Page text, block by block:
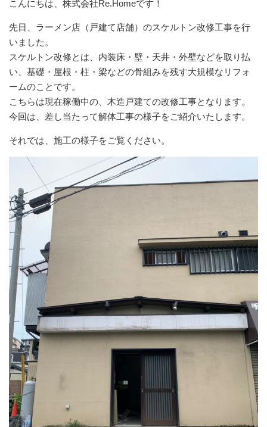
こんにちは、株式会社Re.Homeです！
先日、ラーメン店（戸建て店舗）のスケルトン改修工事を行
いました。
スケルトン改修とは、内装床・壁・天井・外壁などを取り払
い、基礎・屋根・柱・梁などの骨組みを残す大規模なリフォ
ームのことです。
こちらは現在稼働中の、木造戸建ての改修工事となります。
今回は、差し当たって解体工事の様子をご紹介いたします。
それでは、施工の様子をご覧ください。